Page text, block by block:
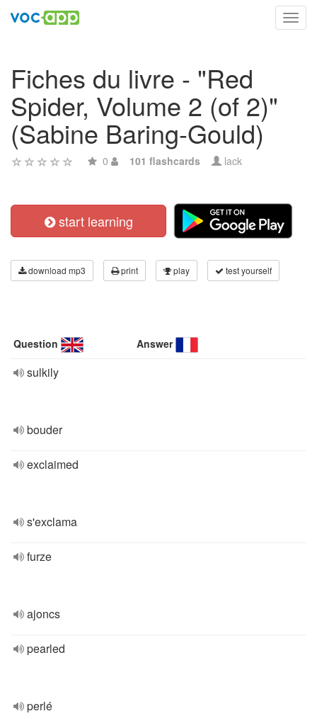
Fiches du livre - "Red
Spider, Volume 2 (of 2)"
(Sabine Baring-Gould)
0 101 flashcards lack
start learning
download mp3 print play test yourself
Question Answer
sulkily
bouder
exclaimed
s'exclama
furze
ajoncs
pearled
perlé